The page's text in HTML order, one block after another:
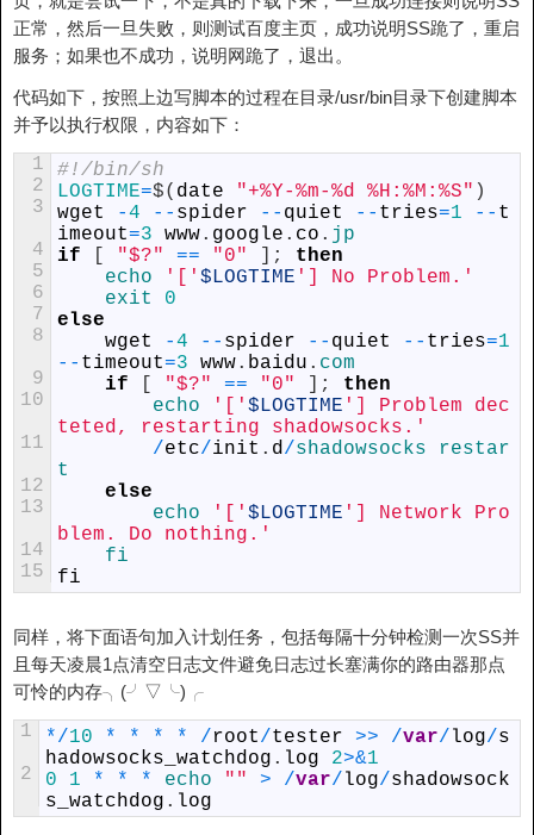
正常，然后一旦失败，则测试百度主页，成功说明SS跪了，重启
服务；如果也不成功，说明网跪了，退出。
代码如下，按照上边写脚本的过程在目录/usr/bin目录下创建脚本
并予以执行权限，内容如下：
1
2
3
4
5
6
7
8
9
10
11
12
13
14
15
#!/bin/sh
LOGTIME=$( date "+%Y-%m-%d %H:%M:%S" )
wget
-4 -- spider -- quiet -- tries=1 -- t
imeout=3 www. google . co . jp
if
"$?" == "0" ;
then
echo
'[' $LOGTIME '] No Problem.'
exit
0
else
wget
-4 -- spider -- quiet -- tries=1
-- timeout=3 www. baidu . com
if
"$?" == "0" ;
then
echo
'[' $LOGTIME '] Problem dec
teted, restarting shadowsocks.'
/etc/init . d /shadowsocks
restar
t
else
echo
'[' $LOGTIME '] Network Pro
blem. Do nothing.'
fi
fi
同样，将下面语句加入计划任务，包括每隔十分钟检测一次SS并
且每天凌晨1点清空日志文件避免日志过长塞满你的路由器那点
可怜的内存╮(╯▽╰)╭
1
2
*/10 * * * * / root/tester >> /var/ log/s
hadowsocks_watchdog . log 2>&1
0
1 * * * echo "" > /var/ log/shadowsock
s_watchdog . log